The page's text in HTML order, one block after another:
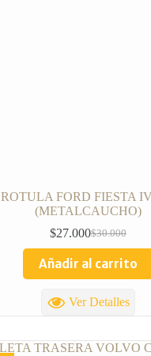
ROTULA FORD FIESTA
(METALCAUCHO)
$30.000
$27.000
Añadir al carrito
Ver Detalles